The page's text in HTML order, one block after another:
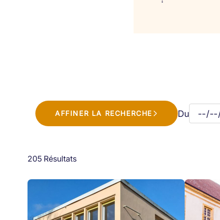
AFFINER LA RECHERCHE Du
205 Résultats